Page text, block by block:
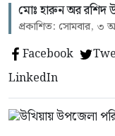
‎মোঃ হারুন অর রশিদ
প্রকাশিত: সোমবার, ৩
Facebook
LinkedIn